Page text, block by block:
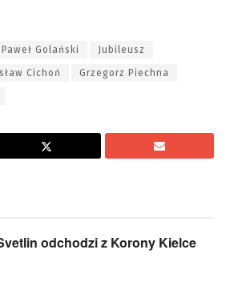
Paweł Golański Jubileusz
Cichoń Grzegorz Piechna
odchodzi z Korony Kielce